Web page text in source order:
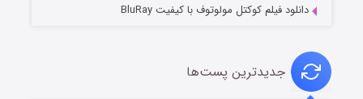
دانلود فیلم کوکتل مولوتوف با کیفیت BluRay
جدیدترین پست‌ها